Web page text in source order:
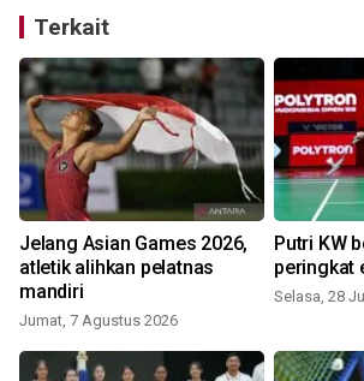
Terkait
Jelang Asian Games 2026,
atletik alihkan pelatnas
mandiri
Jumat, 7 Agustus 2026
Putri KW
peringkat
Selasa, 28